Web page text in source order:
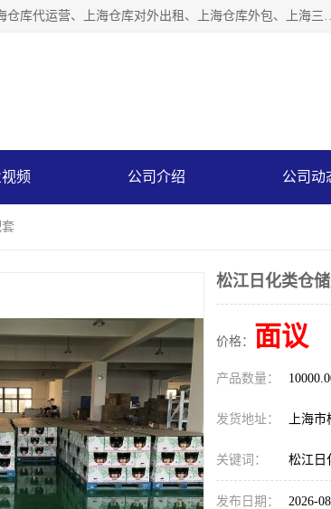
上海星力仓储服务有限公司从事：上海仓储服务、上海仓储库房、上海仓库代运营、上海仓库对外出租、上海仓库外包、上海三方仓储、上海电商仓储
频 公司介绍 公司动
松江日化类仓
价格： 面议
产品数量：
发货地址： 上海
关键词： 松江日
发布日期： 2026-